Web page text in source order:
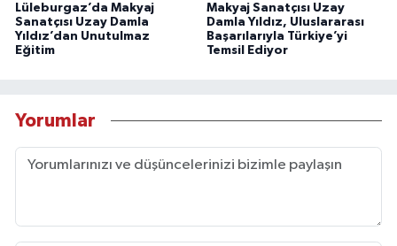
Lüleburgaz’da Makyaj
Sanatçısı Uzay Damla
Yıldız’dan Unutulmaz
Eğitim
Makyaj Sanatçısı Uzay
Damla Yıldız, Uluslararası
Başarılarıyla Türkiye’yi
Temsil Ediyor
Yorumlar